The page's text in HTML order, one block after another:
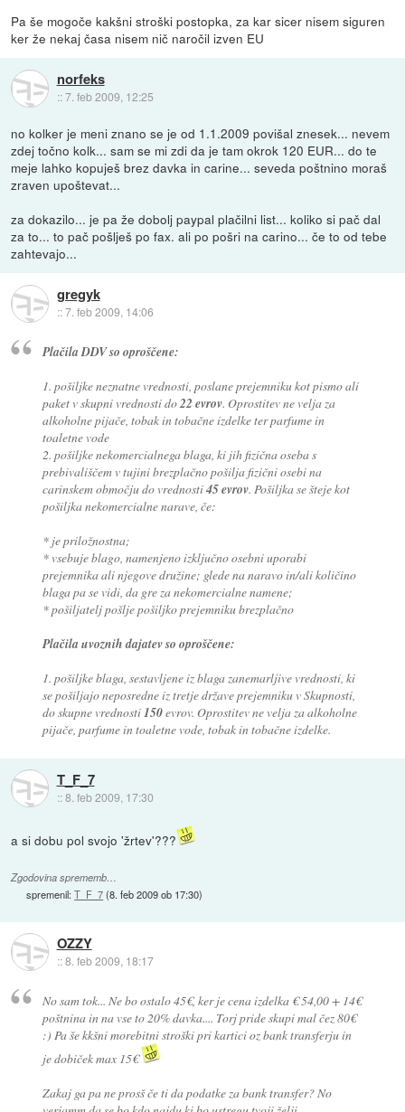
Pa še mogoče kakšni stroški postopka, za kar sicer nisem siguren
ker že nekaj časa nisem nič naročil izven EU
norfeks
::7. feb 2009, 12:25
no kolker je meni znano se je od 1.1.2009 povišal znesek... nevem
zdej točno kolk... sam se mi zdi da je tam okrok 120 EUR... do te
meje lahko kopuješ brez davka in carine... seveda poštnino moraš
zraven upoštevat...
za dokazilo... je pa že dobolj paypal plačilni list... koliko si pač dal
za to... to pač pošlješ po fax. ali po pošri na carino... če to od tebe
zahtevajo...
gregyk
::7. feb 2009, 14:06
Plačila DDV so oproščene:
1. pošiljke neznatne vrednosti, poslane prejemniku kot pismo ali
paket v skupni vrednosti do22 evrov. Oprostitev ne velja za
alkoholne pijače, tobak in tobačne izdelke ter parfume in
toaletne vode
2. pošiljke nekomercialnega blaga, ki jih fizična oseba s
prebivališčem v tujini brezplačno pošilja fizični osebi na
carinskem območju do vrednosti45 evrov. Pošiljka se šteje kot
pošiljka nekomercialne narave, če:
* je priložnostna;
* vsebuje blago, namenjeno izključno osebni uporabi
prejemnika ali njegove družine; glede na naravo in/ali količino
blaga pa se vidi, da gre za nekomercialne namene;
* pošiljatelj pošlje pošiljko prejemniku brezplačno
Plačila uvoznih dajatev so oproščene:
1. pošiljke blaga, sestavljene iz blaga zanemarljive vrednosti, ki
se pošiljajo neposredne iz tretje države prejemniku v Skupnosti,
do skupne vrednosti 150evrov. Oprostitev ne velja za alkoholne
pijače, parfume in toaletne vode, tobak in tobačne izdelke.
T_F_7
::8. feb 2009, 17:30
a si dobu pol svojo 'žrtev'???
Zgodovina sprememb…
spremenil:T_F_7(8. feb 2009 ob 17:30)
OZZY
::8. feb 2009, 18:17
No sam tok... Ne bo ostalo 45€, ker je cena izdelka € 54,00 + 14€
poštnina in na vse to 20% davka.... Torj pride skupi mal čez 80€
:) Pa še kkšni morebitni stroški pri kartici oz bank transferju in
je dobiček max 15€
Zakaj ga pa ne prosš če ti da podatke za bank transfer? No